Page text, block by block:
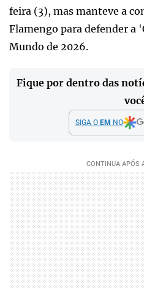
feira (3), mas manteve a
Flamengo para defender a
Mundo de 2026.
Fique por dentro das
SIGA O EM NO